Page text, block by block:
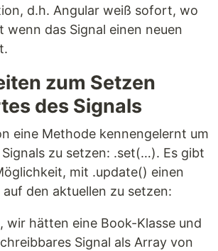
d.h. Angular weiß sofort, wo
wenn das Signal einen neuen
zum Setzen
des Signals
eine Methode kennengelernt um
zu setzen: .set(…). Es gibt
mit .update() einen
den aktuellen zu setzen:
wir hätten eine Book-Klasse und
Signal als Array von